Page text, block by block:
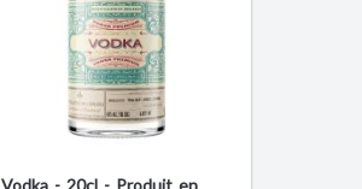
Vodka - 20cl - Produit en